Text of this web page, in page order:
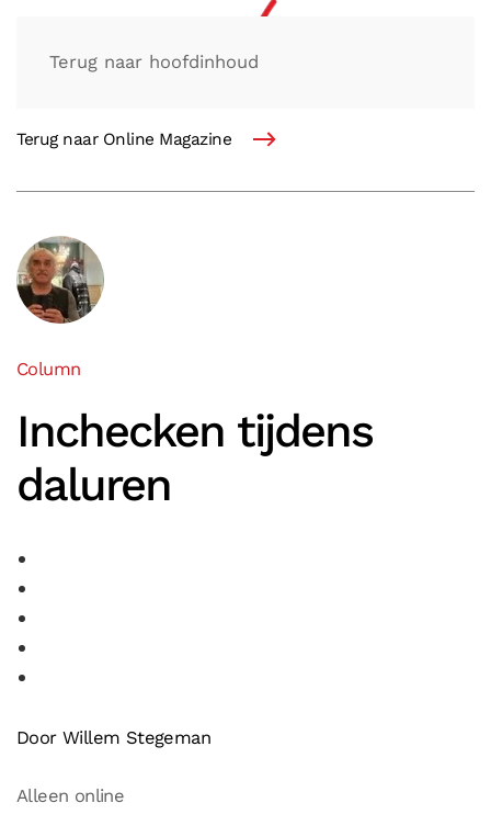
Terug naar hoofdinhoud
Terug naar Online Magazine
Column
Inchecken tijdens
daluren
Door Willem Stegeman
Alleen online